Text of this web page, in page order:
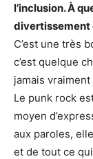
l’inclusion. À
divertissement
C’est une très
c’est quelque
jamais
Le punk rock
moyen
aux paroles,
et de tout ce